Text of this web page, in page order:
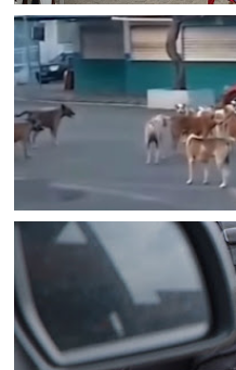
ITIÚBA
Itiúba: Mutirão de Saúde
de mais de 300 moradores
Município de Itiúba (BA)
para controle de cães